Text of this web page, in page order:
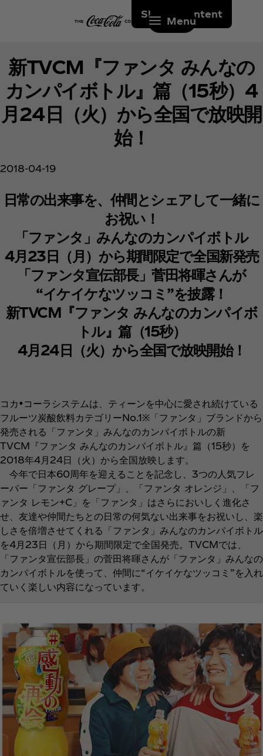
Skip to content
Menu
新TVCM『ファンタ みんなの
カンパイボトル』篇（15秒）4
月24日（火）から全国で放映開
始！
2018-04-19
日常の出来事を、仲間とシェアして一緒に
お祝い！
「ファンタ」みんなのカンパイボトル
4月23日（月）から期間限定で全国新発売
「ファンタ宣伝部長」菅田将暉さんが
“イケイケなツッコミ”を披露！
新TVCM『ファンタ みんなのカンパイボ
トル』篇（15秒）
4月24日（火）から全国で放映開始！
コカ•コーラシステムは、ティーンを中心に愛され続けている
フルーツ炭酸飲料カテゴリーNo.1※「ファンタ」ブランドから
発売される「ファンタ」みんなのカンパイボトルの新
TVCM『ファンタ みんなのカンパイボトル』篇（15秒）を
2018年4月24日（火）から全国放映します。
今年で日本60周年を迎えることを記念し、3つの人気フレ
ーバー「ファンタ グレープ」、「ファンタ オレンジ」、「フ
ァンタ レモン+C」を「ファンタ」はさらにおいしく進化さ
せ、友達や仲間たちとの日常の何気ない出来事をお祝いし、楽
しさを倍増させてくれる「ファンタ」みんなのカンパイボトル
を4月23日（月）から期間限定で全国発売。TVCMでは、
「ファンタ宣伝部長」の菅田将暉さんが「ファンタ」みんなの
カンパイボトルを使って、仲間に“イケイケなツッコミ”を入れ
ていく楽しい内容になっています。